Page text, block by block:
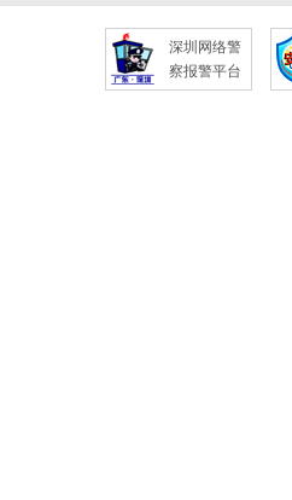
深圳网络警
察报警平台